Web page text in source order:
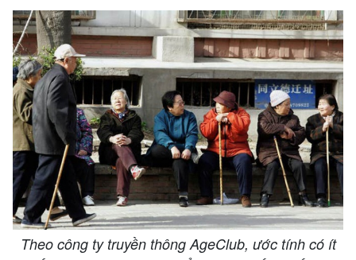
Theo công ty truyền thông AgeClub, ước tính có ít